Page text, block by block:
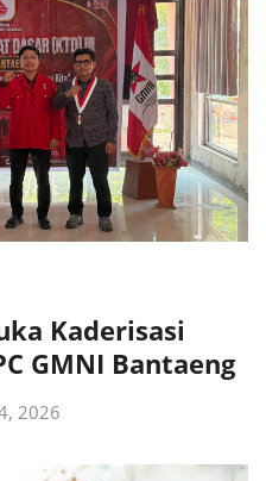
Kaderisasi
GMNI Bantaeng
2026